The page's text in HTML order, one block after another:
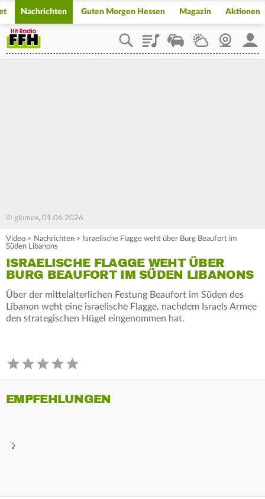
Nachrichten Guten Morgen Hessen Magazin Aktionen
PlaylistStaupilotWetterWebcam
© glomex, 01.06.2026
Video > Nachrichten >
Israelische Flagge weht über Burg Beaufort im
Süden Libanons
ISRAELISCHE FLAGGE WEHT ÜBER
BURG BEAUFORT IM SÜDEN LIBANONS
Über der mittelalterlichen Festung Beaufort im Süden des
Libanon weht eine israelische Flagge, nachdem Israels Armee
den strategischen Hügel eingenommen hat.
EMPFEHLUNGEN